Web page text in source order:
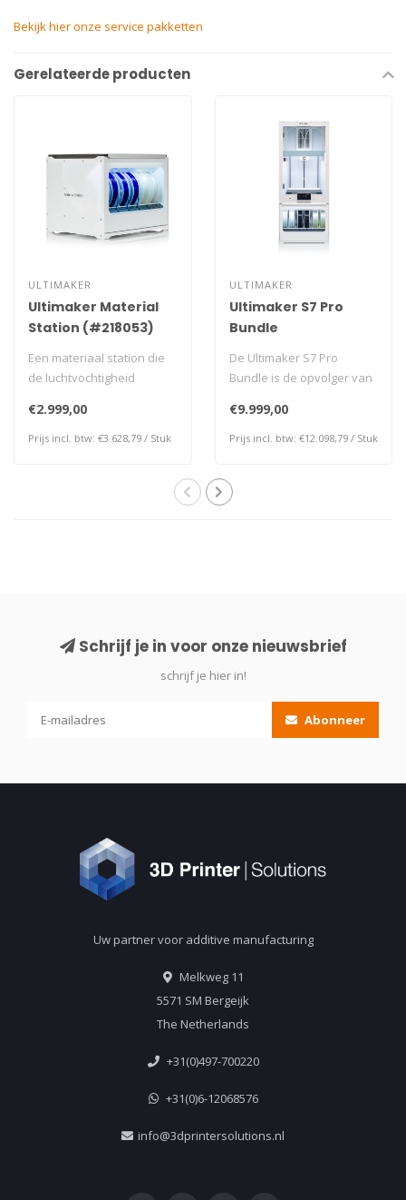
Bekijk hier onze service pakketten
Gerelateerde producten
ULTIMAKER
Ultimaker Material
Station (#218053)
Een materiaal station die
de luchtvochtigheid
automat..
€2.999,00
Prijs incl. btw: €3.628,79 / Stuk
ULTIMAKER
Ultimaker S7 Pro
Bundle
De Ultimaker S7 Pro
Bundle is de opvolger van
deze d..
€9.999,00
Prijs incl. btw: €12.098,79 / Stuk
Schrijf je in voor onze nieuwsbrief
schrijf je hier in!
Abonneer
Uw partner voor additive manufacturing
Melkweg 11
5571 SM Bergeijk
The Netherlands
+31(0)497-700220
+31(0)6-12068576
info@3dprintersolutions.nl